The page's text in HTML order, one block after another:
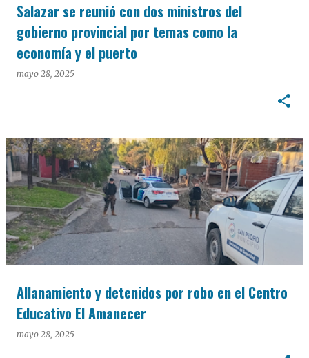
Salazar se reunió con dos ministros del
gobierno provincial por temas como la
economía y el puerto
mayo 28, 2025
Allanamiento y detenidos por robo en el Centro
Educativo El Amanecer
mayo 28, 2025